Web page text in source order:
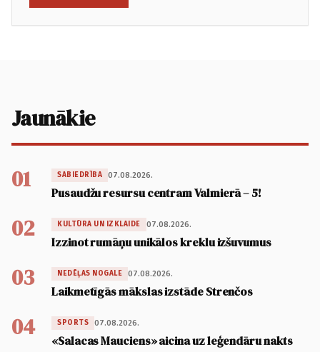
Jaunākie
01 SABIEDRĪBA 07.08.2026.
Pusaudžu resursu centram Valmierā – 5!
02 KULTŪRA UN IZKLAIDE 07.08.2026.
Izzinot rumāņu unikālos kreklu izšuvumus
03 NEDĒĻAS NOGALE 07.08.2026.
Laikmetīgās mākslas izstāde Strenčos
04 SPORTS 07.08.2026.
«Salacas Mauciens» aicina uz leģendāru nakts